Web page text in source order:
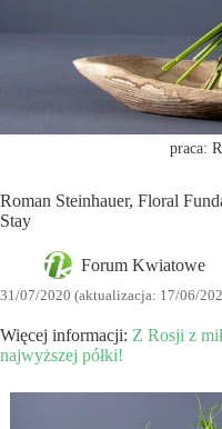
praca:
Roman Steinhauer, Floral
Stay
Forum Kwiatowe
31/07/2020 (aktualizacja: 17/06/
Więcej informacji: Z Rosji z
najwyższej półki!